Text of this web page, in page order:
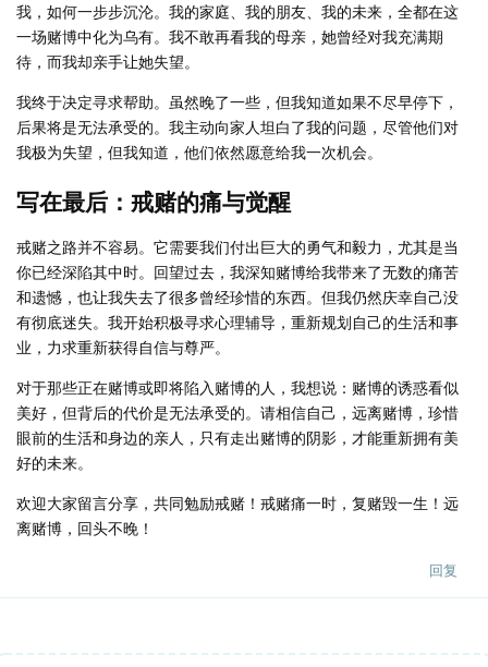
我，如何一步步沉沦。我的家庭、我的朋友、我的未来，全都在这
一场赌博中化为乌有。我不敢再看我的母亲，她曾经对我充满期
待，而我却亲手让她失望。
我终于决定寻求帮助。虽然晚了一些，但我知道如果不尽早停下，
后果将是无法承受的。我主动向家人坦白了我的问题，尽管他们对
我极为失望，但我知道，他们依然愿意给我一次机会。
写在最后：戒赌的痛与觉醒
戒赌之路并不容易。它需要我们付出巨大的勇气和毅力，尤其是当
你已经深陷其中时。回望过去，我深知赌博给我带来了无数的痛苦
和遗憾，也让我失去了很多曾经珍惜的东西。但我仍然庆幸自己没
有彻底迷失。我开始积极寻求心理辅导，重新规划自己的生活和事
业，力求重新获得自信与尊严。
对于那些正在赌博或即将陷入赌博的人，我想说：赌博的诱惑看似
美好，但背后的代价是无法承受的。请相信自己，远离赌博，珍惜
眼前的生活和身边的亲人，只有走出赌博的阴影，才能重新拥有美
好的未来。
欢迎大家留言分享，共同勉励戒赌！戒赌痛一时，复赌毁一生！远
离赌博，回头不晚！
回复